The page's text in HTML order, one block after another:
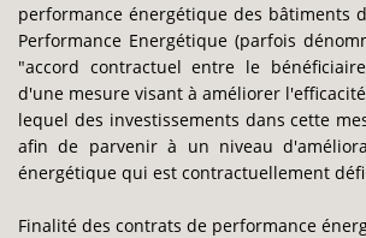
performance énergétique des bâtiments
Performance Energétique (parfois
"accord contractuel entre le
d'une mesure visant à améliorer
lequel des investissements dans cette
afin de parvenir à un niveau
énergétique qui est contractuellement
Finalité des contrats de performance